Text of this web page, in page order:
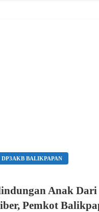
DP3AKB BALIKPAPAN
Anak Dari
Pemkot